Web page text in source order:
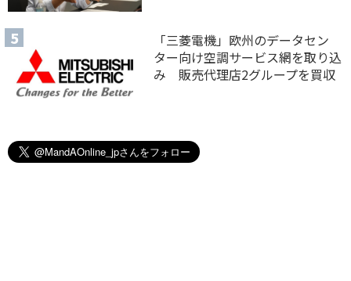
「三菱電機」欧州のデータセン
ター向け空調サービス網を取り込
み 販売代理店2グループを買収